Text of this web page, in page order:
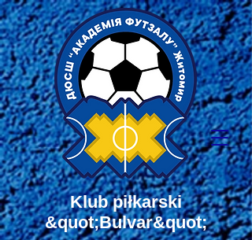
Klub piłkarski
&quot;Bulvar&quot;